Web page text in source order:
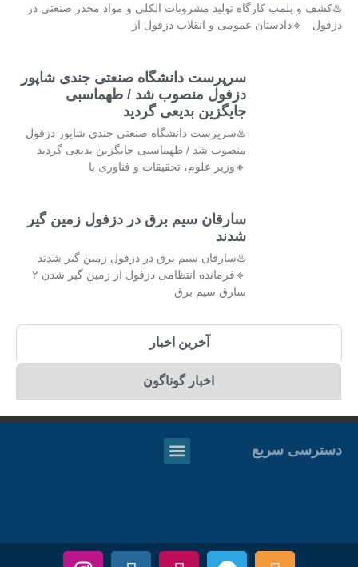
♨️کشف و پلمب کارگاه تولید مشروبات الکلی و مواد مخدر صنعتی در
دزفول 🔹دادستان عمومی و انقلاب دزفول از
سرپرست دانشگاه صنعتی جندی شاپور
دزفول منصوب شد / طهماسبی
جایگزین بدیعی گردید
♨️سرپرست دانشگاه صنعتی جندی شاپور دزفول
منصوب شد / طهماسبی جایگزین بدیعی گردید
🔸وزیر علوم، تحقیقات و فناوری با
سارقان سیم برق در دزفول زمین گیر
شدند
♨️سارقان سیم برق در دزفول زمین گیر شدند
🔹فرمانده انتظامی دزفول از زمین گیر شدن ۲
سارق سیم برق
آخرین اخبار
اخبار گوناگون
دسترسی سریع